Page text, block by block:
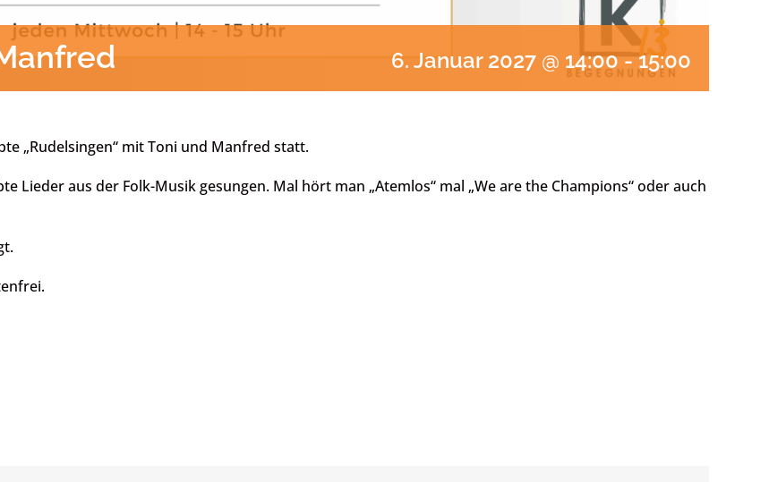
6. Januar 2027 @ 14:00-15:00
„Rudelsingen“ mit Toni und Manfred statt.
Lieder aus der Folk-Musik gesungen. Mal hört man „Atemlos“ mal „We are the Champions“ oder auch